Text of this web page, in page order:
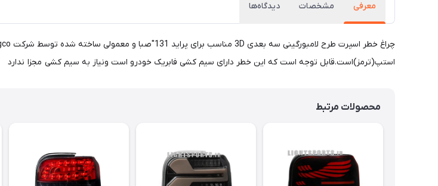
معرفی مشخصات دیدگاه‌ها
استپ(ترمز)است.قابل توجه است که این خطر دارای سیم کشی فابریک خودرو است ونیاز به سیم کشی مجزا ندارد
محصولات مرتبط